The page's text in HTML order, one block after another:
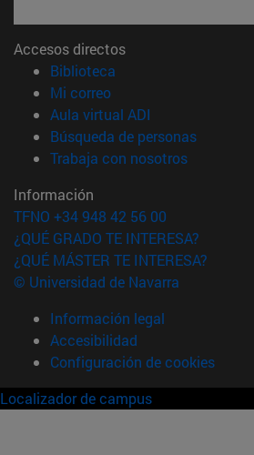
Accesos directos
Biblioteca
Mi correo(abre en nueva
Aula virtual ADI
Búsqueda de personas(abre en
Trabaja con nosotros(abre en
Información
TFNO +34 948 42 56 00
¿QUÉ GRADO TE INTERESA?
¿QUÉ MÁSTER TE INTERESA?
© Universidad de Navarra
Información legal
Accesibilidad
Configuración de cookies
Localizador de campus